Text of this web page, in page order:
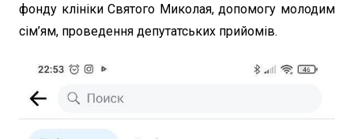
фонду клініки Святого Миколая, допомогу молодим
сім’ям, проведення депутатських прийомів.